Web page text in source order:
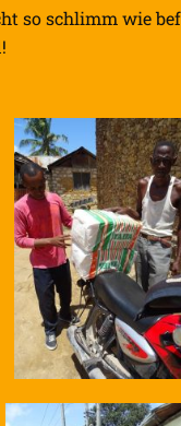
so schlimm wie